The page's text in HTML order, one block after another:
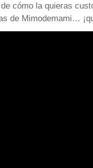
de cómo la quieras
de Mimodemami…